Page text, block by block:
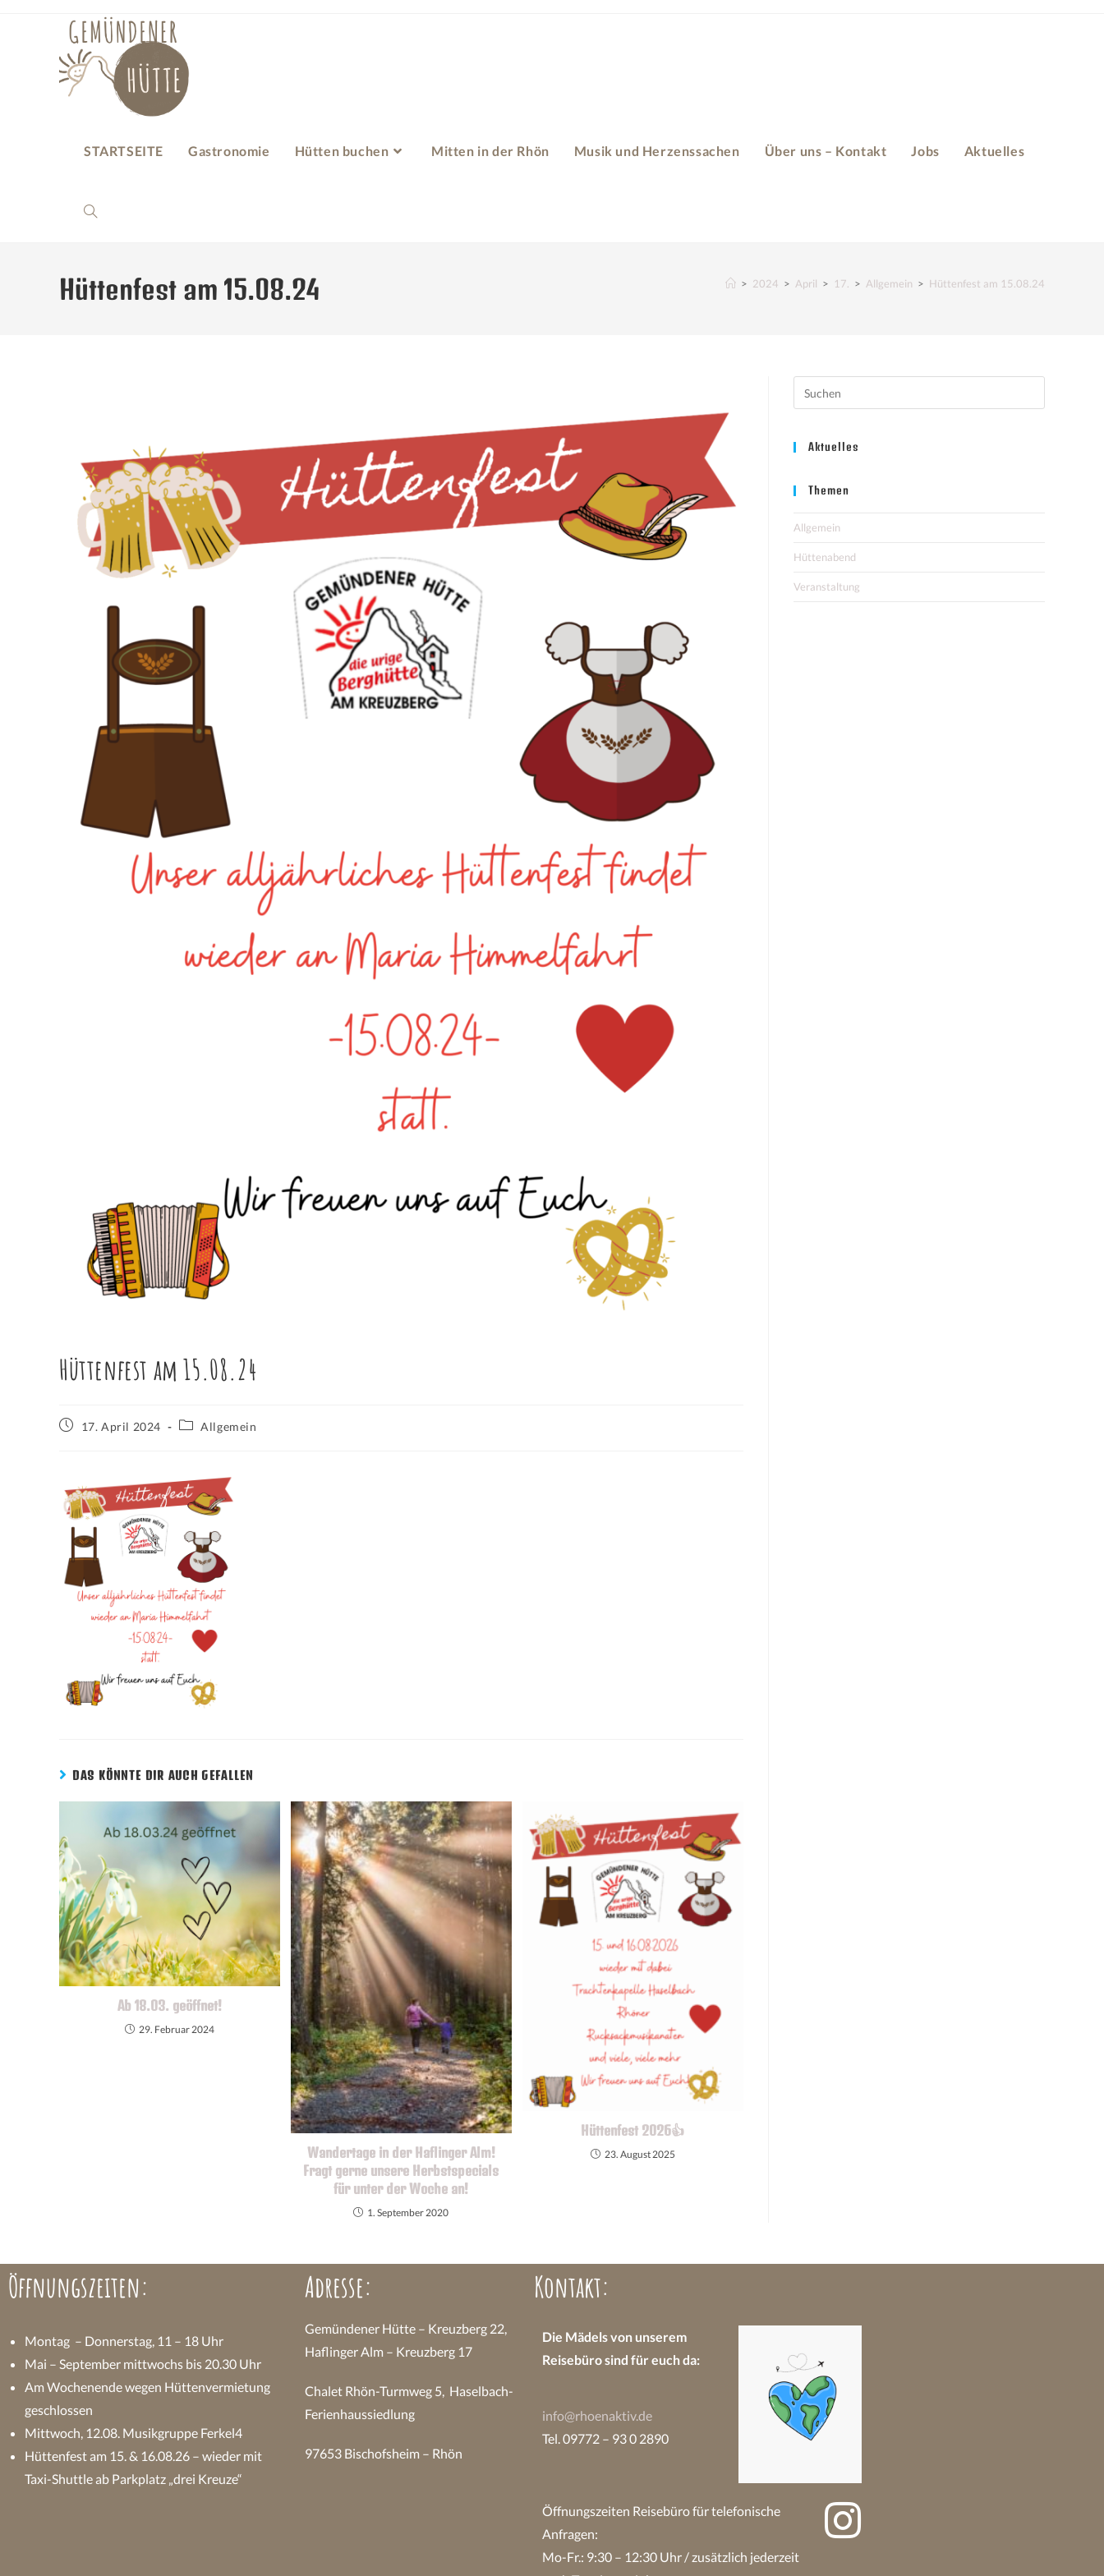
STARTSEITE Gastronomie Hütten buchen Mitten in der Rhön Musik und Herzenssachen Über uns – Kontakt Jobs Aktuelles
Hüttenfest am 15.08.24 > 2024 > April > 17. > Allgemein > Hüttenfest am 15.08.24
Hüttenfest am 15.08.24
17. April 2024 Allgemein
DAS KÖNNTE DIR AUCH GEFALLEN
Ab 18.03. geöffnet!
29. Februar 2024
Wandertage in der Haflinger Alm!
Fragt gerne unsere Herbstspecials
für unter der Woche an!
1. September 2020
Hüttenfest 2026👍
23. August 2025
Aktuelles
Themen
Allgemein
Hüttenabend
Veranstaltung
Öffnungszeiten:
Montag – Donnerstag, 11 – 18 Uhr
Mai – September mittwochs bis 20.30 Uhr
Am Wochenende wegen Hüttenvermietung
geschlossen
Mittwoch, 12.08. Musikgruppe Ferkel4
Hüttenfest am 15. & 16.08.26 – wieder mit
Taxi-Shuttle ab Parkplatz „drei Kreuze“
Adresse:
Gemündener Hütte – Kreuzberg 22,
Haflinger Alm – Kreuzberg 17
Chalet Rhön-Turmweg 5, Haselbach-
Ferienhaussiedlung
97653 Bischofsheim – Rhön
Kontakt:
Die Mädels von unserem
Reisebüro sindfür euch da:
info@rhoenaktiv.de
Tel. 09772 – 93 0 2890
Öffnungszeiten Reisebürofür telefonische
Anfragen:
Mo-Fr.: 9:30 – 12:30 Uhr / zusätzlich jederzeit